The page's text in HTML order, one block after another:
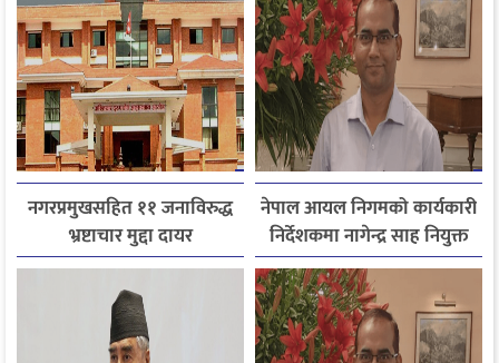
नगरप्रमुखसहित ११ जनाविरुद्ध
भ्रष्टाचार मुद्दा दायर
नेपाल आयल निगमको कार्यकारी
निर्देशकमा नागेन्द्र साह नियुक्त